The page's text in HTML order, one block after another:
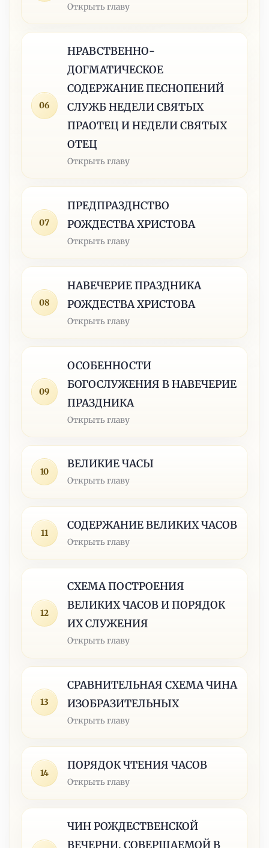
Открыть главу
06
НРАВСТВЕННО-
ДОГМАТИЧЕСКОЕ
СОДЕРЖАНИЕ ПЕСНОПЕНИЙ
СЛУЖБ НЕДЕЛИ СВЯТЫХ
ПРАОТЕЦ И НЕДЕЛИ СВЯТЫХ
ОТЕЦ
Открыть главу
07
ПРЕДПРАЗДНСТВО
РОЖДЕСТВА ХРИСТОВА
Открыть главу
08
НАВЕЧЕРИЕ ПРАЗДНИКА
РОЖДЕСТВА ХРИСТОВА
Открыть главу
09
ОСОБЕННОСТИ
БОГОСЛУЖЕНИЯ В НАВЕЧЕРИЕ
ПРАЗДНИКА
Открыть главу
10
ВЕЛИКИЕ ЧАСЫ
Открыть главу
11
СОДЕРЖАНИЕ ВЕЛИКИХ ЧАСОВ
Открыть главу
12
СХЕМА ПОСТРОЕНИЯ
ВЕЛИКИХ ЧАСОВ И ПОРЯДОК
ИХ СЛУЖЕНИЯ
Открыть главу
13
СРАВНИТЕЛЬНАЯ СХЕМА ЧИНА
ИЗОБРАЗИТЕЛЬНЫХ
Открыть главу
14
ПОРЯДОК ЧТЕНИЯ ЧАСОВ
Открыть главу
ЧИН РОЖДЕСТВЕНСКОЙ
ВЕЧЕРНИ, СОВЕРШАЕМОЙ В